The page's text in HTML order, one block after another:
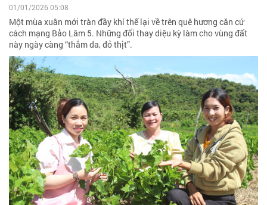
01/01/2026 05:08
Một mùa xuân mới tràn đầy khí thế lại về trên quê hương căn cứ
cách mạng Bảo Lâm 5. Những đổi thay diệu kỳ làm cho vùng đất
này ngày càng “thắm da, đỏ thịt”.